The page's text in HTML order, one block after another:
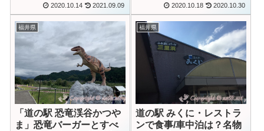
2020.10.14 2021.09.09 2020.10.18 2020.10.30
福井県
「道の駅 恐竜渓谷かつや
ま」恐竜バーガーとすべ
福井県
道の駅 みくに・レストラ
ンで食事/車中泊は？名物